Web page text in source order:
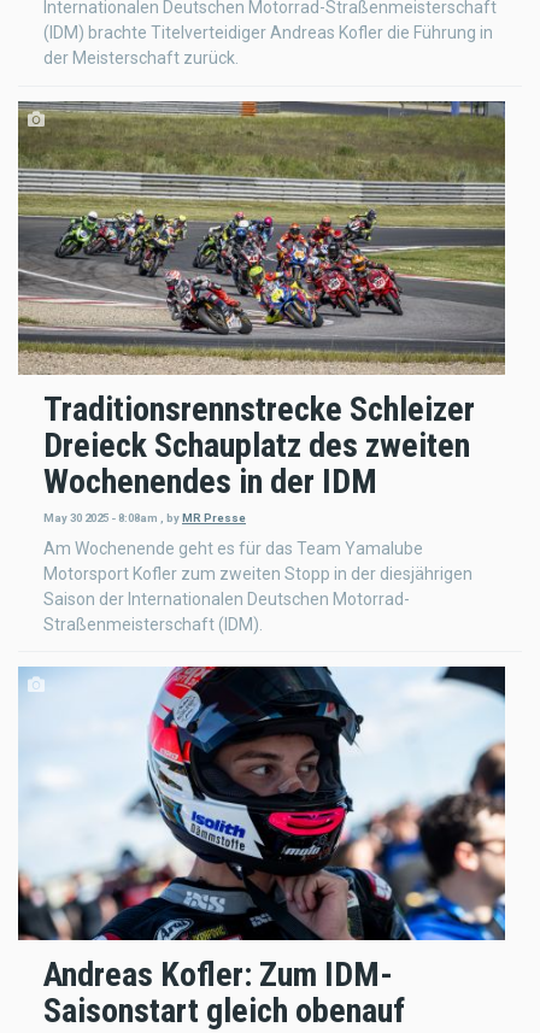
Internationalen Deutschen Motorrad-Straßenmeisterschaft
(IDM) brachte Titelverteidiger Andreas Kofler die Führung in
der Meisterschaft zurück.
Traditionsrennstrecke Schleizer
Dreieck Schauplatz des zweiten
Wochenendes in der IDM
May 30 2025 - 8:08am byMR Presse
Am Wochenende geht es für das Team Yamalube
Motorsport Kofler zum zweiten Stopp in der diesjährigen
Saison der Internationalen Deutschen Motorrad-
Straßenmeisterschaft (IDM).
Andreas Kofler: Zum IDM-
Saisonstart gleich obenauf